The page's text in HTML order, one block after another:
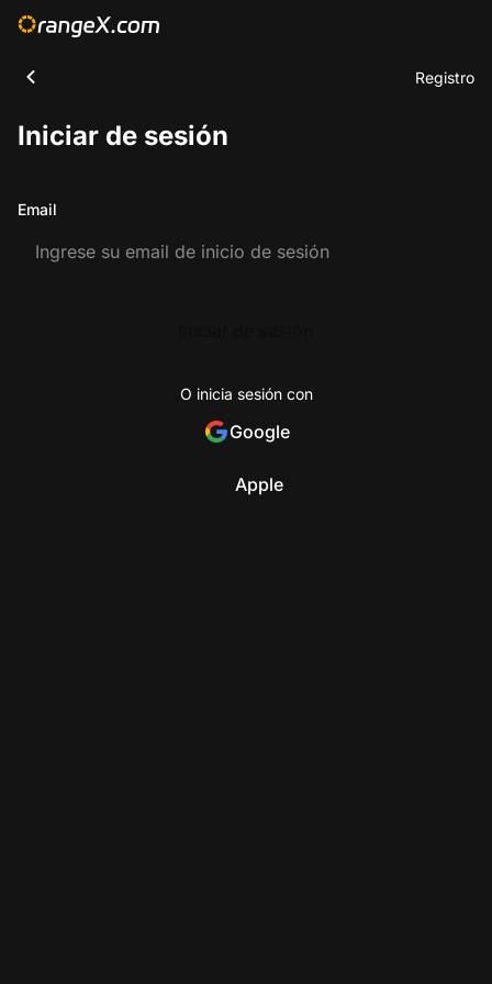
Registro
Iniciar de sesión
Email
O inicia sesión con
Google
Apple